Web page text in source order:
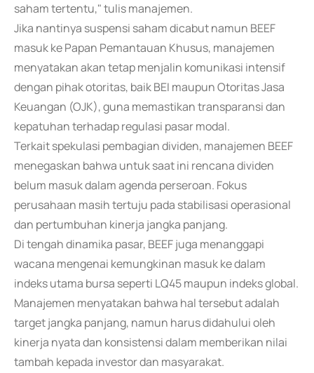
saham tertentu," tulis manajemen.
Jika nantinya suspensi saham dicabut namun BEEF
masuk ke Papan Pemantauan Khusus, manajemen
menyatakan akan tetap menjalin komunikasi intensif
dengan pihak otoritas, baik BEI maupun Otoritas Jasa
Keuangan (OJK), guna memastikan transparansi dan
kepatuhan terhadap regulasi pasar modal.
Terkait spekulasi pembagian dividen, manajemen BEEF
menegaskan bahwa untuk saat ini rencana dividen
belum masuk dalam agenda perseroan. Fokus
perusahaan masih tertuju pada stabilisasi operasional
dan pertumbuhan kinerja jangka panjang.
Di tengah dinamika pasar, BEEF juga menanggapi
wacana mengenai kemungkinan masuk ke dalam
indeks utama bursa seperti LQ45 maupun indeks global.
Manajemen menyatakan bahwa hal tersebut adalah
target jangka panjang, namun harus didahului oleh
kinerja nyata dan konsistensi dalam memberikan nilai
tambah kepada investor dan masyarakat.